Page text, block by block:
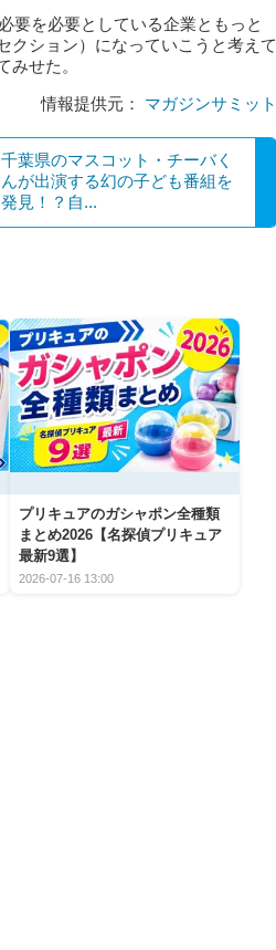
要を必要としている企業ともっと
クション）になっていこうと考えて
せた。
情報提供元： マガジンサミット
千葉県のマスコット・チーバく
んが出演する幻の子ども番組を
発見！？自...
プリキュアのガシャポン全種類
まとめ2026【名探偵プリキュア
最新9選】
2026-07-16 13:00